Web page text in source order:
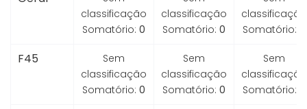
classificação
Somatório: 0
classificação
Somatório: 0
classificação
Somatório:
F45
Sem
classificação
Somatório: 0
Sem
classificação
Somatório: 0
Sem
classificação
Somatório: